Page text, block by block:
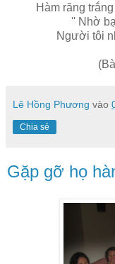
Hàm răng
'' Nhờ
Người tôi
Lê Hồng Phương vào
Chia sẻ
Gặp gỡ họ